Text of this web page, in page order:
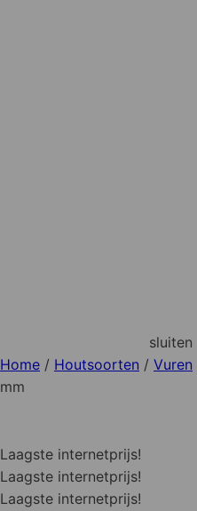
sluiten
Home / Houtsoorten / Vuren
mm
Laagste internetprijs!
Laagste internetprijs!
Laagste internetprijs!